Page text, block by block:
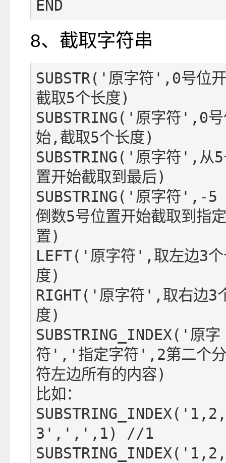
END
8、截取字符串
SUBSTR('原字符',0号位
截取5个长度)
SUBSTRING('原字符',0号
始,截取5个长度)
SUBSTRING('原字符',从5
置开始截取到最后)
SUBSTRING('原字符',-5
倒数5号位置开始截取到指
置)
LEFT('原字符',取左边3个
度)
RIGHT('原字符',取右边3
度)
SUBSTRING_INDEX('原字
符','指定字符',2第二个
符左边所有的内容)
比如：
SUBSTRING_INDEX('1,2,
3',',',1) //1
SUBSTRING_INDEX('1,2,